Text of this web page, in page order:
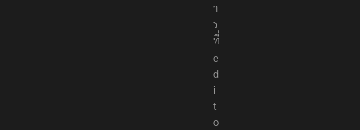
า
ร
ที่
e
d
i
t
o